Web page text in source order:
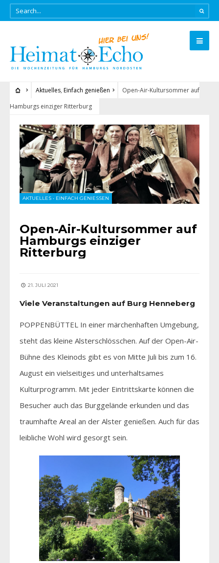
Aktuelles, Einfach genießen
Open-Air-Kultursommer auf
Hamburgs einziger Ritterburg
AKTUELLES • EINFACH GENIESSEN
Open-Air-Kultursommer auf
Hamburgs einziger
Ritterburg
21. JULI 2021
Viele Veranstaltungen auf Burg Henneberg
POPPENBÜTTEL In einer märchenhaften Umgebung,
steht das kleine Alsterschlösschen. Auf der Open-Air-
Bühne des Kleinods gibt es von Mitte Juli bis zum 16.
August ein vielseitiges und unterhaltsames
Kulturprogramm. Mit jeder Eintrittskarte können die
Besucher auch das Burggelände erkunden und das
traumhafte Areal an der Alster genießen. Auch für das
leibliche Wohl wird gesorgt sein.